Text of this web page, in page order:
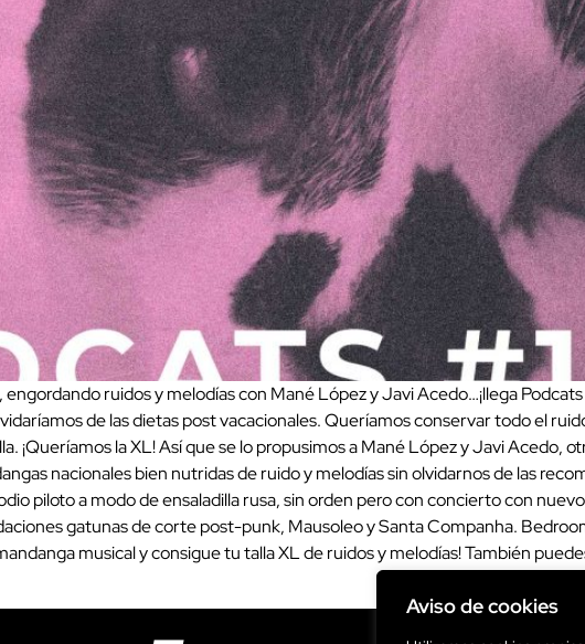
Aviso de cookies
ruidos y melodías con Mané López y Javi Acedo…¡llega
de las dietas post vacacionales. Queríamos conservar todo el
¡Queríamos la XL! Así que se lo propusimos a Mané López y Javi Acedo,
nacionales bien nutridas de ruido y melodías sin olvidarnos de las
piloto a modo de ensaladilla rusa, sin orden pero con concierto con
gatunas de corte post-punk, Mausoleo y Santa Companha.
musical y consigue tu talla XL de ruidos y melodías! También